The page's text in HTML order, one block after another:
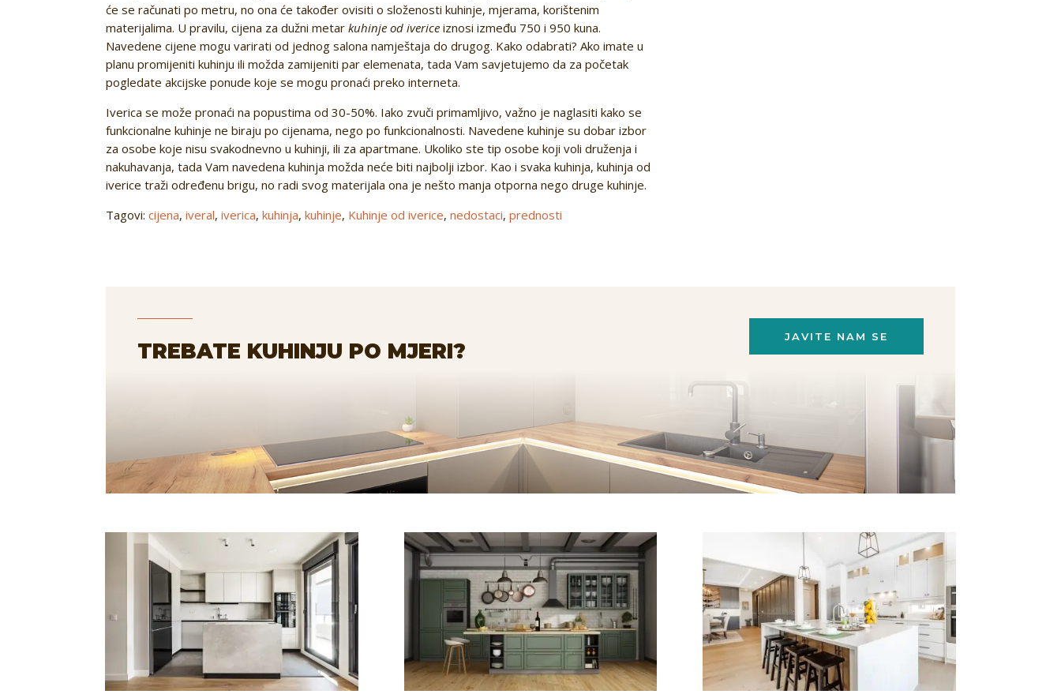
će se računati po metru, no ona će također ovisiti o složenosti kuhinje, mjerama, korištenim
materijalima. U pravilu, cijena za dužni metarkuhinje od iverice iznosi između 750 i 950 kuna.
Navedene cijene mogu varirati od jednog salona namještaja do drugog. Kako odabrati? Ako imate u
planu promijeniti kuhinju ili možda zamijeniti par elemenata, tada Vam savjetujemo da za početak
pogledate akcijske ponude koje se mogu pronaći preko interneta.
Iverica se može pronaći na popustima od 30-50%. Iako zvuči primamljivo, važno je naglasiti kako se
funkcionalne kuhinje ne biraju po cijenama, nego po funkcionalnosti. Navedene kuhinje su dobar izbor
za osobe koje nisu svakodnevno u kuhinji, ili za apartmane. Ukoliko ste tip osobe koji voli druženja i
nakuhavanja, tada Vam navedena kuhinja možda neće biti najbolji izbor. Kao i svaka kuhinja, kuhinja od
iverice traži određenu brigu, no radi svog materijala ona je nešto manja otporna nego druge kuhinje.
Tagovi:cijena,iveral,iverica,kuhinja,kuhinje, Kuhinje od iverice,nedostaci,prednosti
TREBATE KUHINJU PO MJERI?
JAVITE NAM SE